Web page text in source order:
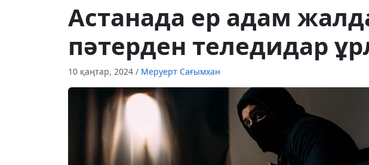
Астанада ер адам
пәтерден теледидар
10 қаңтар, 2024 / Меруерт Сағымхан